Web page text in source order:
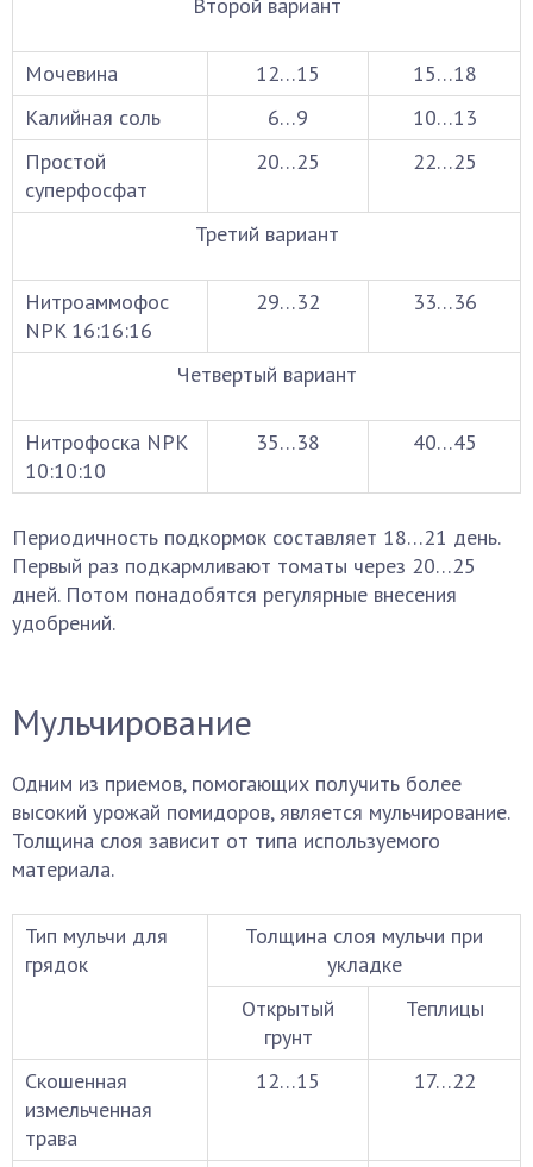
Мочевина 12…15
15…18
Калийная соль
6…9
10…13
Простой
суперфосфат
20…25 22…25
Третий вариант
Нитроаммофос
NPK 16:16:16
29…32 33…36
Четвертый вариант
Нитрофоска NPK
10:10:10
35…38 40…45
Периодичность подкормок составляет 18…21 день.
Первый раз подкармливают томаты через 20…25
дней. Потом понадобятся регулярные внесения
удобрений.
Мульчирование
Одним из приемов, помогающих получить более
высокий урожай помидоров, является мульчирование.
Толщина слоя зависит от типа используемого
материала.
Тип мульчи для
грядок
Толщина слоя мульчи при
укладке
Открытый
грунт
Теплицы
Скошенная
измельченная
трава
12…15 17…22